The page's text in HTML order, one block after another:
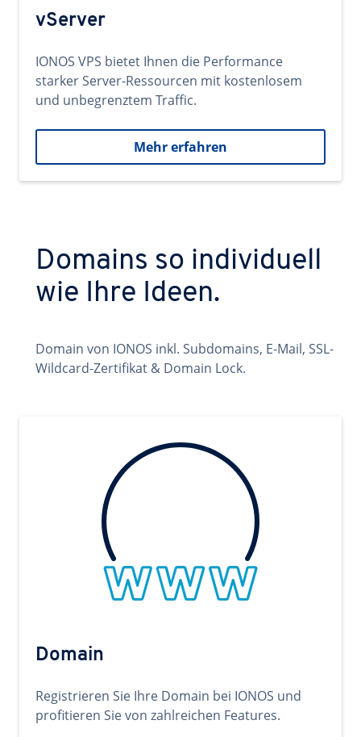
vServer
IONOS VPS bietet Ihnen die Performance
starker Server-Ressourcen mit kostenlosem
und unbegrenztem Traffic.
Mehr erfahren
Domains so individuell
wie Ihre Ideen.
Domain von IONOS inkl. Subdomains, E-Mail, SSL-
Wildcard-Zertifikat & Domain Lock.
Domain
Registrieren Sie Ihre Domain bei IONOS und
profitieren Sie von zahlreichen Features.